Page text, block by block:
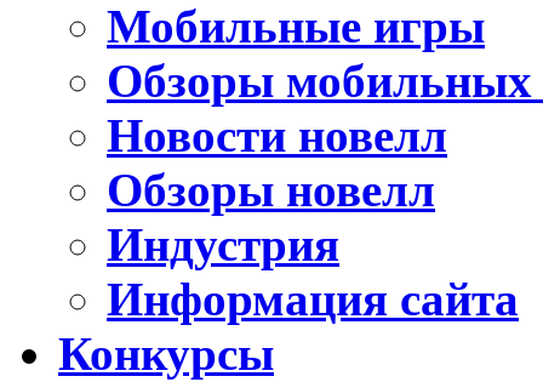
Мобильные игры
Обзоры мобильных
Новости новелл
Обзоры новелл
Индустрия
Информация сайта
Конкурсы